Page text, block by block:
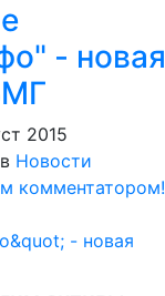
- новая
2015
Новости
комментатором!